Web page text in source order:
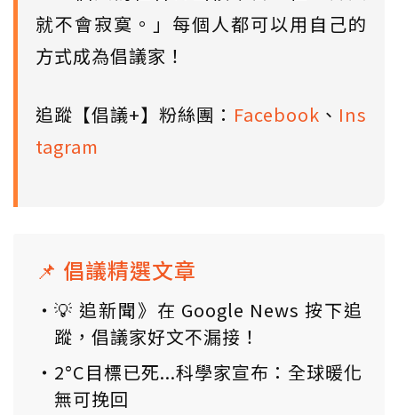
就不會寂寞。」每個人都可以用自己的
方式成為倡議家！
追蹤【倡議+】粉絲團： Facebook 、 Ins
tagram
📌 倡議精選文章
💡 追新聞》在 Google News 按下追
蹤，倡議家好文不漏接！
2°C目標已死...科學家宣布：全球暖化
無可挽回